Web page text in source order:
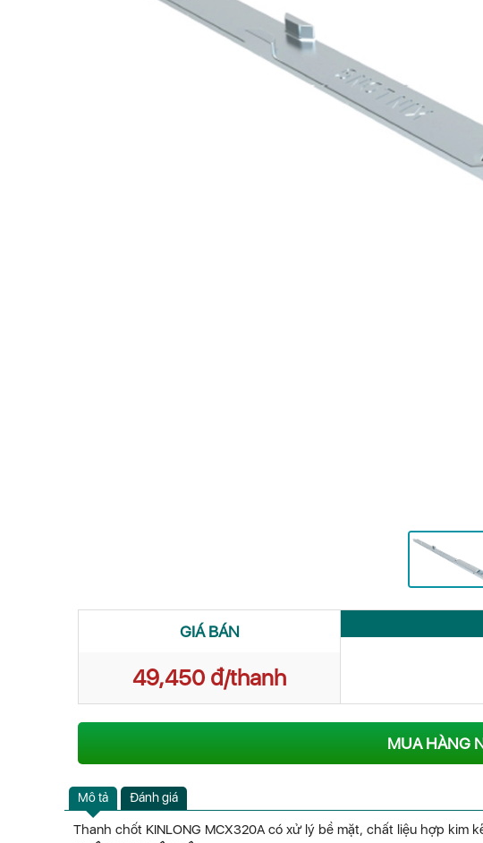
GIÁ BÁN
49,450 đ/thanh
MUA HÀNG
Mô tả Đánh giá
Thanh chốt KINLONG MCX320A có xử lý bề mặt, chất liệu hợp kim